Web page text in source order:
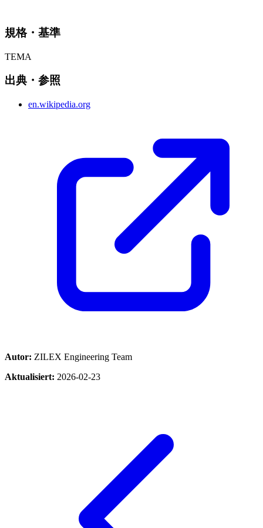
規格・基準
TEMA
出典・参照
en.wikipedia.org
Autor: ZILEX Engineering Team
Aktualisiert: 2026-02-23